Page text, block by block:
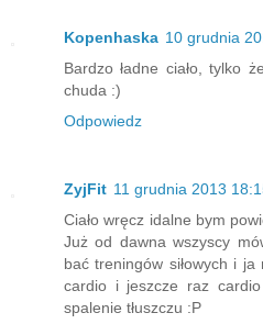
Kopenhaska 10 grudnia
Bardzo ładne ciało, tylko
chuda :)
Odpowiedz
ZyjFit 11 grudnia 2013
Ciało wręcz idalne bym
Już od dawna wszyscy
bać treningów siłowych i
cardio i jeszcze raz
spalenie tłuszczu :P